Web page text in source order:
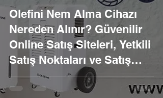
Olefini Nem Alma Cihazı
Nereden Alınır? Güvenilir
Online Satış Siteleri, Yetkili
Satış Noktaları ve Satış
Sonrası Hizmet Rehberi